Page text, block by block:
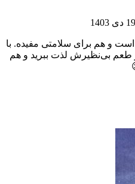
19 دی 1403
و هم برای سلامتی مفیده. با
بی‌نظیرش لذت ببرید و هم